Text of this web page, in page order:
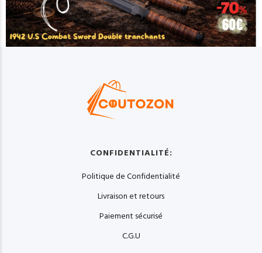
CONFIDENTIALITÉ:
Politique de Confidentialité
Livraison et retours
Paiement sécurisé
C.G.U